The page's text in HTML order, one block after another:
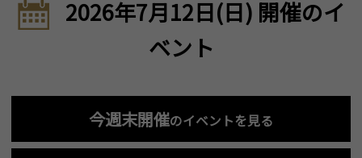
2026年7月12日(日) 開催のイ
ベント
今週末開催のイベントを見る